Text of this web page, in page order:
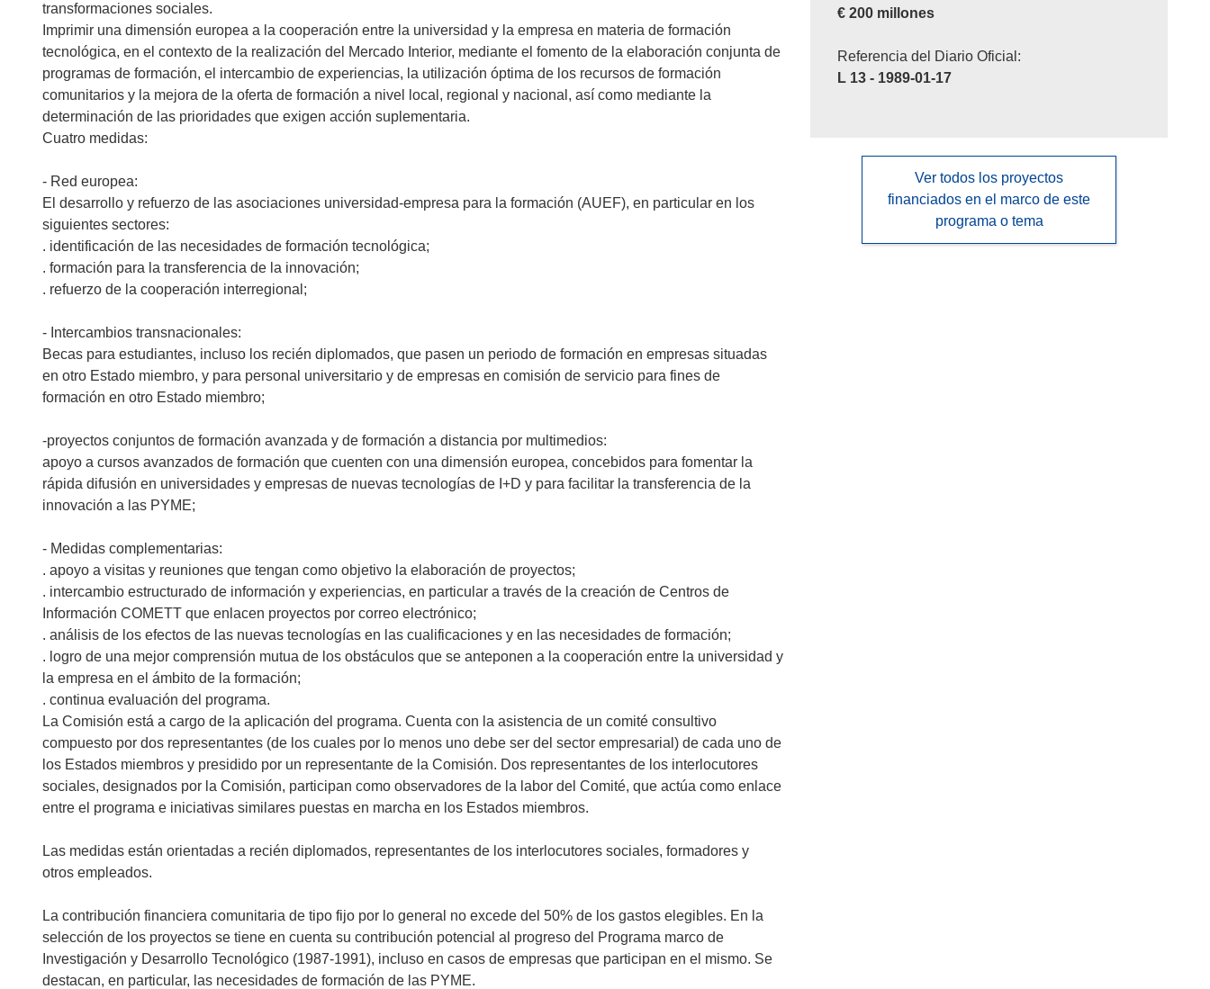
transformaciones sociales.
Imprimir una dimensión europea a la cooperación entre la universidad y la empresa en materia de formación
tecnológica, en el contexto de la realización del Mercado Interior, mediante el fomento de la elaboración conjunta de
programas de formación, el intercambio de experiencias, la utilización óptima de los recursos de formación
comunitarios y la mejora de la oferta de formación a nivel local, regional y nacional, así como mediante la
determinación de las prioridades que exigen acción suplementaria.
Cuatro medidas:
- Red europea:
El desarrollo y refuerzo de las asociaciones universidad-empresa para la formación (AUEF), en particular en los
siguientes sectores:
. identificación de las necesidades de formación tecnológica;
. formación para la transferencia de la innovación;
. refuerzo de la cooperación interregional;
- Intercambios transnacionales:
Becas para estudiantes, incluso los recién diplomados, que pasen un periodo de formación en empresas situadas
en otro Estado miembro, y para personal universitario y de empresas en comisión de servicio para fines de
formación en otro Estado miembro;
-proyectos conjuntos de formación avanzada y de formación a distancia por multimedios:
apoyo a cursos avanzados de formación que cuenten con una dimensión europea, concebidos para fomentar la
rápida difusión en universidades y empresas de nuevas tecnologías de I+D y para facilitar la transferencia de la
innovación a las PYME;
- Medidas complementarias:
. apoyo a visitas y reuniones que tengan como objetivo la elaboración de proyectos;
. intercambio estructurado de información y experiencias, en particular a través de la creación de Centros de
Información COMETT que enlacen proyectos por correo electrónico;
. análisis de los efectos de las nuevas tecnologías en las cualificaciones y en las necesidades de formación;
. logro de una mejor comprensión mutua de los obstáculos que se anteponen a la cooperación entre la universidad y
la empresa en el ámbito de la formación;
. continua evaluación del programa.
La Comisión está a cargo de la aplicación del programa. Cuenta con la asistencia de un comité consultivo
compuesto por dos representantes (de los cuales por lo menos uno debe ser del sector empresarial) de cada uno de
los Estados miembros y presidido por un representante de la Comisión. Dos representantes de los interlocutores
sociales, designados por la Comisión, participan como observadores de la labor del Comité, que actúa como enlace
entre el programa e iniciativas similares puestas en marcha en los Estados miembros.
Las medidas están orientadas a recién diplomados, representantes de los interlocutores sociales, formadores y
otros empleados.
La contribución financiera comunitaria de tipo fijo por lo general no excede del 50% de los gastos elegibles. En la
selección de los proyectos se tiene en cuenta su contribución potencial al progreso del Programa marco de
Investigación y Desarrollo Tecnológico (1987-1991), incluso en casos de empresas que participan en el mismo. Se
destacan, en particular, las necesidades de formación de las PYME.
€ 200 millones
Referencia del Diario Oficial:
L 13 - 1989-01-17
Ver todos los proyectos
financiados en el marco de este
programa o tema